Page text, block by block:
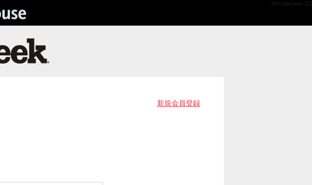
API Version 2.0
新規会員登録